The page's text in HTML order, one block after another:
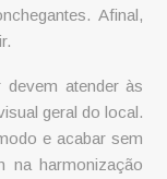
Afinal,
atender às
geral do local.
e acabar sem
na harmonização